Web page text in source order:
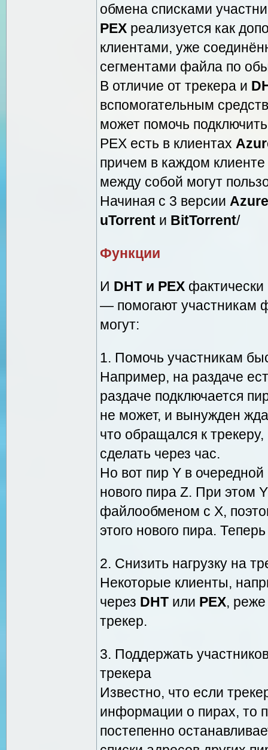
обмена списками
PEX реализуется как
клиентами, уже
сегментами файла по
В отличие от трекера и
вспомогательным
может помочь
PEX есть в клиентах
причем в каждом
между собой могут
Начиная с 3 версии
uTorrent и BitTorrent/
Функции
И DHT и PEX
— помогают участникам
могут:
1. Помочь участникам
Например, на раздаче
раздаче подключается
не может, и вынужден
что обращался к
сделать через час.
Но вот пир Y в
нового пира Z. При этом
файлообменом с X,
этого нового пира.
2. Снизить нагрузку на
Некоторые клиенты,
через DHT или PEX,
трекер.
3. Поддержать
трекера
Известно, что если
информации о пирах, то
постепенно